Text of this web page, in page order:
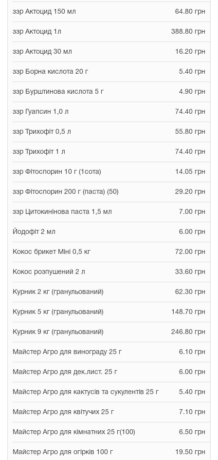
ззр Актоцид 150 мл 64.80 грн
ззр Актоцид 1л 388.80 грн
ззр Актоцид 30 мл 16.20 грн
ззр Борна кислота 20 г 5.40 грн
ззр Бурштинова кислота 5 г 4.90 грн
ззр Гуапсин 1,0 л 74.40 грн
ззр Трихофіт 0,5 л 55.80 грн
ззр Трихофіт 1 л 74.40 грн
ззр Фітоспорин 10 г (1сота) 14.05 грн
ззр Фітоспорин 200 г (паста) (50) 29.20 грн
ззр Цитокинінова паста 1,5 мл 7.00 грн
Йодофіт 2 мл 6.00 грн
Кокос брикет Міні 0,5 кг 72.00 грн
Кокос розпушений 2 л 33.60 грн
Курник 2 кг (гранульований) 62.30 грн
Курник 5 кг (гранульований) 148.70 грн
Курник 9 кг (гранульований) 246.80 грн
Майстер Агро для винограду 25 г 6.10 грн
Майстер Агро для дек.лист. 25 г 6.00 грн
Майстер Агро для кактусів та сукулентів 25 г 5.40 грн
Майстер Агро для квітучих 25 г 7.10 грн
Майстер Агро для кімнатних 25 г(100) 6.50 грн
Майстер Агро для огірків 100 г 19.50 грн